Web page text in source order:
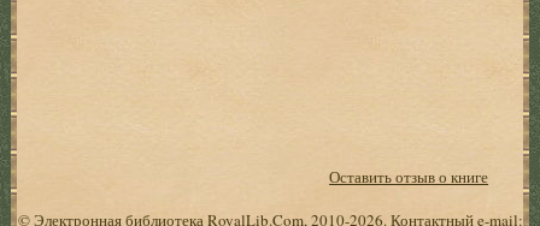
Оставить отзыв о книге
© Электронная библиотека RoyalLib.Com, 2010-2026. Контактный e-mail: